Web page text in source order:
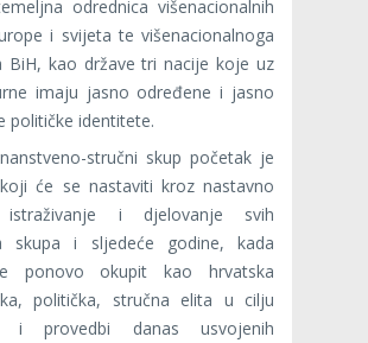
odrednica višenacionalnih
i svijeta te višenacionalnoga
BiH, kao države tri nacije koje uz
imaju jasno određene i jasno
političke identitete.
stručni skup početak je
će se nastaviti kroz nastavno
istraživanje i djelovanje svih
skupa i sljedeće godine, kada
ponovo okupit kao hrvatska
politička, stručna elita u cilju
i provedbi danas usvojenih